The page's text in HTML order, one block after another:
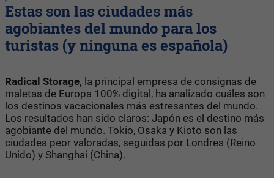
Estas son las ciudades más
agobiantes del mundo para los
turistas (y ninguna es española)
Radical Storage, la principal empresa de consignas de
maletas de Europa 100% digital, ha analizado cuáles son
los destinos vacacionales más estresantes del mundo.
Los resultados han sido claros: Japón es el destino más
agobiante del mundo. Tokio, Osaka y Kioto son las
ciudades peor valoradas, seguidas por Londres (Reino
Unido) y Shanghai (China).